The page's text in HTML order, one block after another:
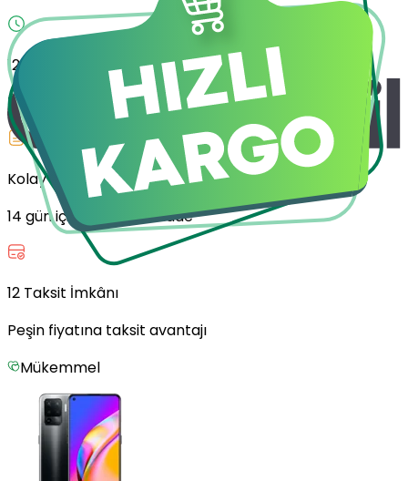
12 Ay Garanti
Tüm cihazlarda geçerli
Kolay İade
14 gün içinde koşulsuz iade
12 Taksit İmkânı
Peşin fiyatına taksit avantajı
Mükemmel